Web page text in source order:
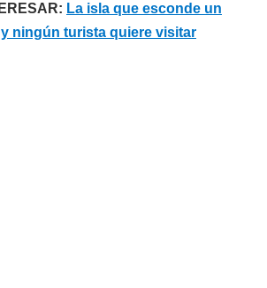
La isla que esconde un
ningún turista quiere visitar